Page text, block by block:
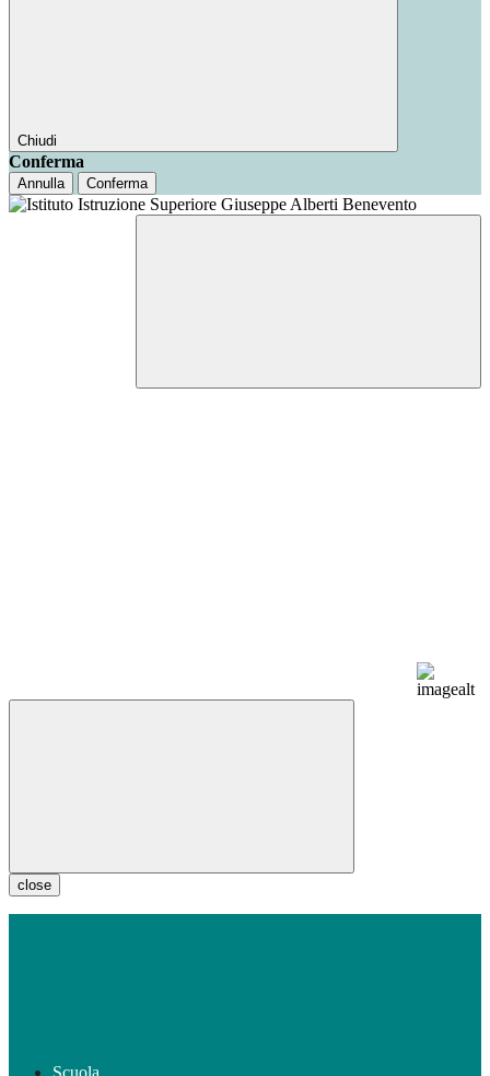
Chiudi
Conferma
Annulla Conferma
close